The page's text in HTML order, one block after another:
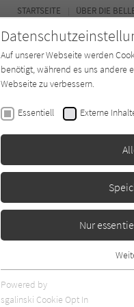
Autor*in
STARTSEITE ÜBER DIE
Auf unserer Webseite werden
benötigt, während es uns andere
Webseite zu verbessern.
Essentiell Externe
Nur
Essentielle Cookies werden für
benötigt. Dadurch ist
Powered by
sgalinski Cookie Opt In